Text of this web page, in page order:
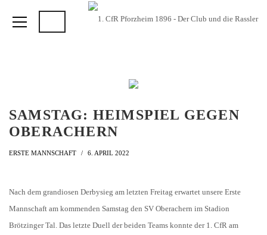
SAMSTAG: HEIMSPIEL GEGEN
OBERACHERN
ERSTE MANNSCHAFT 6. APRIL 2022
Nach dem grandiosen Derbysieg am letzten Freitag erwartet unsere Erste
Mannschaft am kommenden Samstag den SV Oberachern im Stadion
Brötzinger Tal. Das letzte Duell der beiden Teams konnte der 1. CfR am